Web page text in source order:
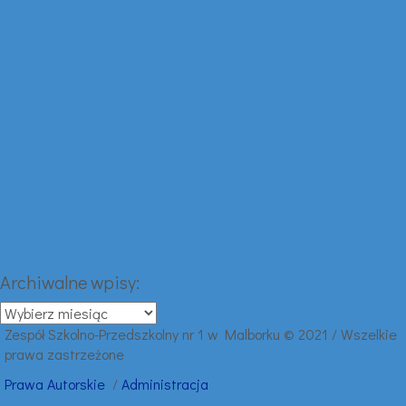
Archiwalne wpisy:
Archiwalne
wpisy:
Zespół Szkolno-Przedszkolny nr 1 w Malborku © 2021 / Wszelkie
prawa zastrzeżone
Prawa Autorskie /Administracja